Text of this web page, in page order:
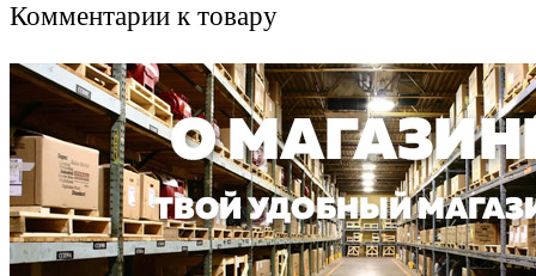
Комментарии к товару